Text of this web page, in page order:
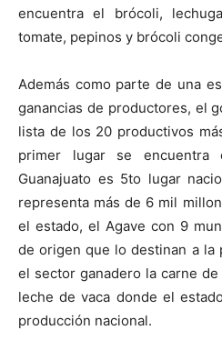
encuentra el brócoli,
tomate, pepinos y brócoli
Además como parte de una
ganancias de productores, el
lista de los 20 productivos
primer lugar se
Guanajuato es 5to lugar
representa más de 6 mil
el estado, el Agave con 9
de origen que lo destinan a la
el sector ganadero la carne
leche de vaca donde el
producción nacional.